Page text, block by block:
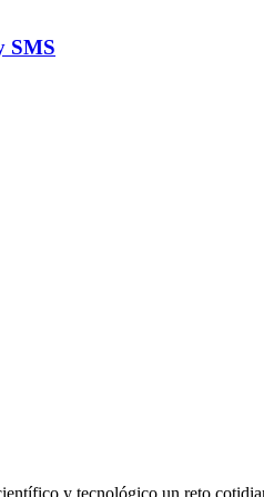
SMS
y tecnológico un reto